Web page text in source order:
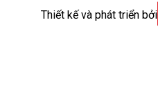
Thiết kế và phát triển bởi